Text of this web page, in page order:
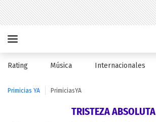
Rating Música Internacionales
Primicias YA PrimiciasYA
TRISTEZA ABSOLUTA